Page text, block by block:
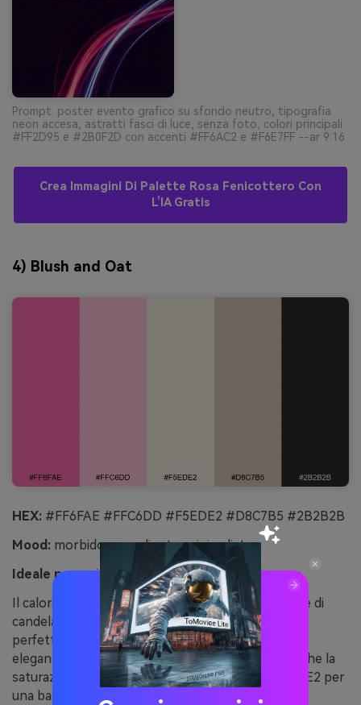
Prompt: poster evento grafico su sfondo neutro, tipografia
neon accesa, astratti fasci di luce, senza foto, colori principali
#FF2D95 e #2B0F2D con accenti #FF6AC2 e #F6E7FF --ar 9:16
Crea Immagini Di Palette Rosa Fenicottero Con
L’IA Gratis
4) Blush and Oat
HEX: #FF6FAE #FFC6DD #F5EDE2 #D8C7B5 #2B2B2B
Mood: morbido, accogliente, minimalista
Ideale per:suite inviti matrimonio
Il calore delicato del blush ricorda carta di lino, luce di
candela e fiori. Questa palette rosa fenicottero è
perfetta per matrimoni moderni, baby shower ed
eleganti cartolerie dove conta la raffinatezza più che la
saturazione. Abbina il testo #2B2B2B con #F5EDE2 per
una base calma, usa #FF6FAE con parsimonia su